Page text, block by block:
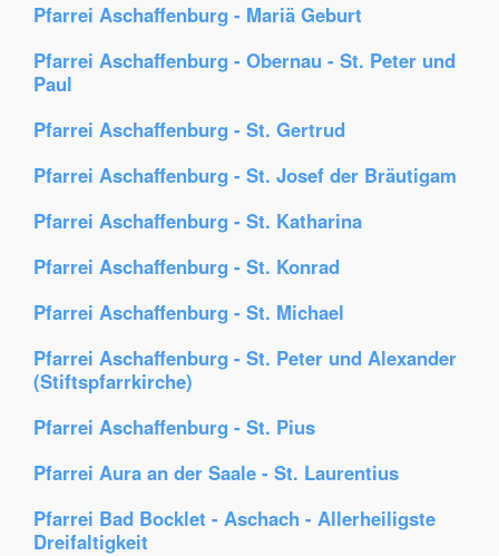
Pfarrei Aschaffenburg - Mariä Geburt
Pfarrei Aschaffenburg - Obernau - St. Peter und
Paul
Pfarrei Aschaffenburg - St. Gertrud
Pfarrei Aschaffenburg - St. Josef der Bräutigam
Pfarrei Aschaffenburg - St. Katharina
Pfarrei Aschaffenburg - St. Konrad
Pfarrei Aschaffenburg - St. Michael
Pfarrei Aschaffenburg - St. Peter und Alexander
(Stiftspfarrkirche)
Pfarrei Aschaffenburg - St. Pius
Pfarrei Aura an der Saale - St. Laurentius
Pfarrei Bad Bocklet - Aschach - Allerheiligste
Dreifaltigkeit